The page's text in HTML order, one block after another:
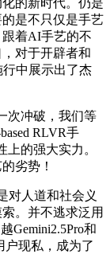
是不只仅是手艺
着AI手艺的不
对于开辟者和
中展示出了杰
冲破，我们等
RLVR手
上的强大实力。
劣势！
人道和社会义
。并不逃求泛用
Gemini2.5Pro和
户现私，成为了